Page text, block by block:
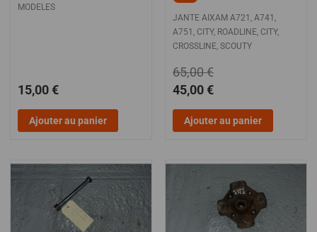
MODELES
15,00 €
Ajouter au panier
JANTE AIXAM A721, A741,
A751, CITY, ROADLINE, CITY,
CROSSLINE, SCOUTY
45,00 €
65,00 €
Ajouter au panier